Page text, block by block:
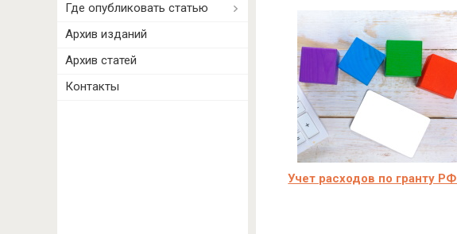
Учет расходов по гранту
Где опубликовать статью
Архив изданий
Архив статей
Контакты